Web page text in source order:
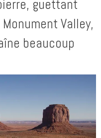
guettant
Valley,
beaucoup